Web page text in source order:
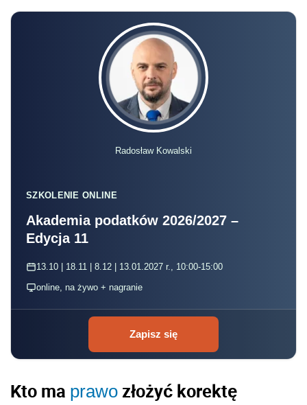
Radosław Kowalski
SZKOLENIE ONLINE
Akademia podatków 2026/2027 –
Edycja 11
13.10 | 18.11 | 8.12 | 13.01.2027 r., 10:00-15:00
online, na żywo + nagranie
Zapisz się
Kto ma prawo złożyć korektę